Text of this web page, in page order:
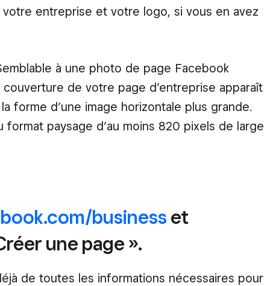
entreprise et votre logo, si vous en avez
à une photo de page Facebook
de votre page d’entreprise apparaît
forme d’une image horizontale plus grande.
format paysage d’au moins 820 pixels de large
business et
une page ».
de toutes les informations nécessaires pour